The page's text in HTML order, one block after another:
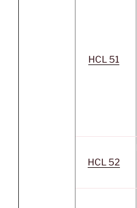
HCL 51
HCL 52